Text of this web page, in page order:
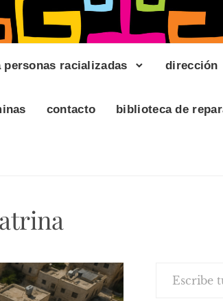
racializadas dirección
contacto biblioteca de